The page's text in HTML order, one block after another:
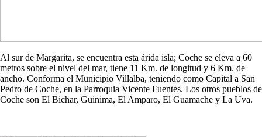
Al sur de Margarita, se encuentra esta árida isla; Coche se eleva a 60
metros sobre el nivel del mar, tiene 11 Km. de longitud y 6 Km. de
ancho. Conforma el Municipio Villalba, teniendo como Capital a San
Pedro de Coche, en la Parroquia Vicente Fuentes. Los otros pueblos de
Coche son El Bichar, Guinima, El Amparo, El Guamache y La Uva.